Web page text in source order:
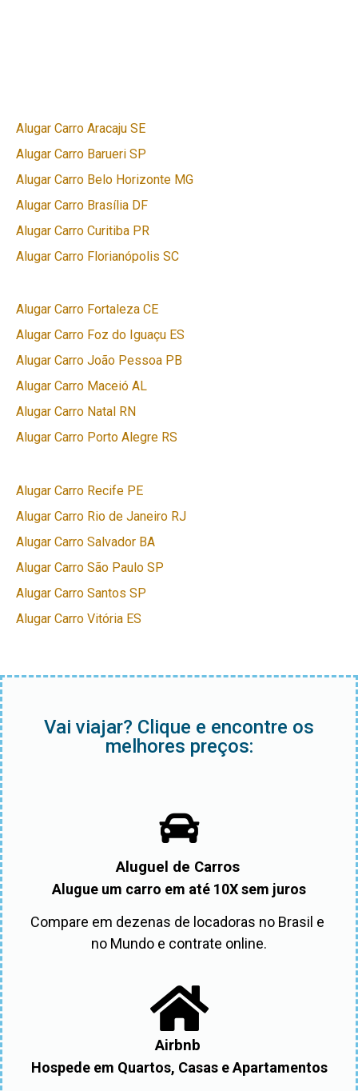
Alugar Carro Aracaju SE
Alugar Carro Barueri SP
Alugar Carro Belo Horizonte MG
Alugar Carro Brasília DF
Alugar Carro Curitiba PR
Alugar Carro Florianópolis SC
Alugar Carro Fortaleza CE
Alugar Carro Foz do Iguaçu ES
Alugar Carro João Pessoa PB
Alugar Carro Maceió AL
Alugar Carro Natal RN
Alugar Carro Porto Alegre RS
Alugar Carro Recife PE
Alugar Carro Rio de Janeiro RJ
Alugar Carro Salvador BA
Alugar Carro São Paulo SP
Alugar Carro Santos SP
Alugar Carro Vitória ES
Vai viajar? Clique e encontre os
melhores preços:
Aluguel de Carros
Alugue um carro em até 10X sem juros
Compare em dezenas de locadoras no Brasil e
no Mundo e contrate online.
Airbnb
Hospede em Quartos, Casas e Apartamentos